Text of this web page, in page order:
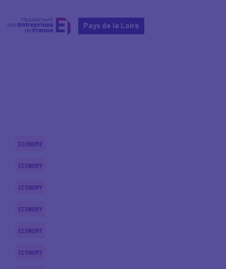
Pays de la Loire
ECONOMY
ECONOMY
ECONOMY
ECONOMY
ECONOMY
ECONOMY